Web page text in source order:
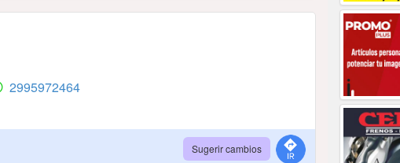
2995972464
Sugerir cambios